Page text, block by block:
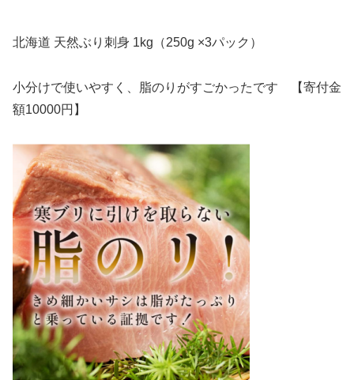
北海道 天然ぶり刺身 1kg（250g ×3パック）
小分けで使いやすく、脂のりがすごかったです 【寄付金
額10000円】